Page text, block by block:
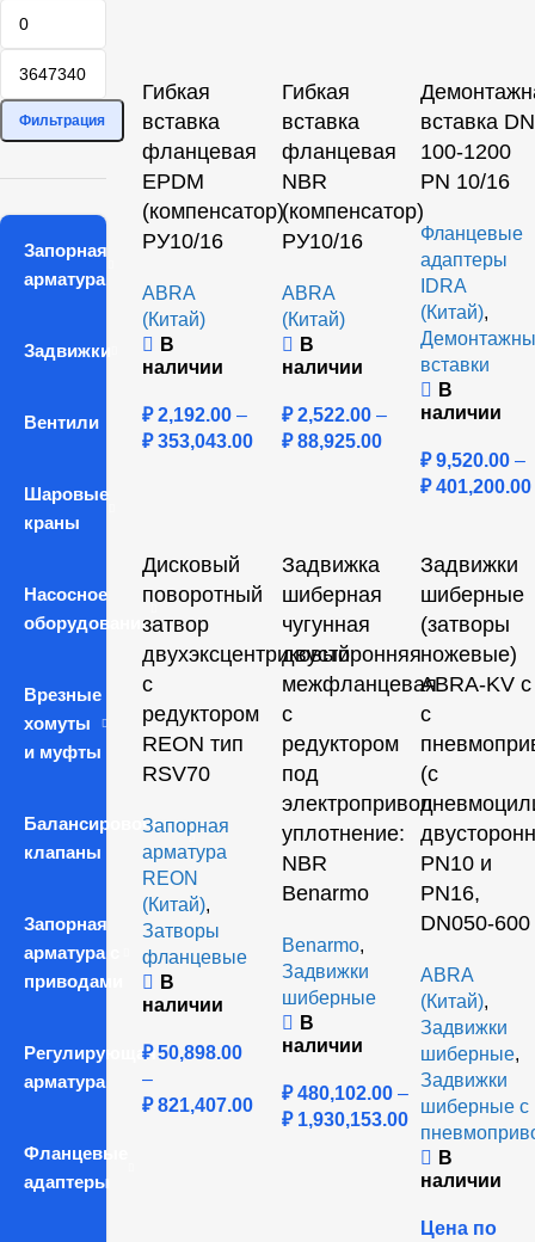
Фильтрация
Запорная
арматура
Задвижки
Вентили
Шаровые
краны
Насосное
оборудование
Врезные
хомуты
и муфты
Балансировочные
клапаны
Запорная
арматура с
приводами
Регулирующая
арматура
Фланцевые
адаптеры
Гибкая
вставка
фланцевая
EPDM
(компенсатор)
РУ10/16
ABRA
(Китай)
В
наличии
₽2,192.00 –
₽353,043.00
Гибкая
вставка
фланцевая
NBR
(компенсатор)
РУ10/16
ABRA
(Китай)
В
наличии
₽2,522.00 –
₽88,925.00
вставка DN
100-1200
PN 10/16
Фланцевые
адаптеры
IDRA
(Китай),
вставки
В
наличии
₽9,520.00 –
₽401,200.00
Дисковый
поворотный
затвор
двухэксцентриковый
с
редуктором
REON тип
RSV70
Запорная
арматура
REON
(Китай),
Затворы
фланцевые
В
наличии
₽50,898.00
–
₽821,407.00
Задвижка
шиберная
чугунная
двусторонняя
межфланцевая
с
редуктором
под
электропривод
уплотнение:
NBR
Benarmo
Benarmo,
Задвижки
шиберные
В
наличии
₽480,102.00 –
₽1,930,153.00
Задвижки
шиберные
(затворы
ножевые)
ABRA-KV с
с
(с
PN10 и
PN16,
DN050-600
ABRA
(Китай),
Задвижки
шиберные,
Задвижки
шиберные с
В
наличии
Цена по